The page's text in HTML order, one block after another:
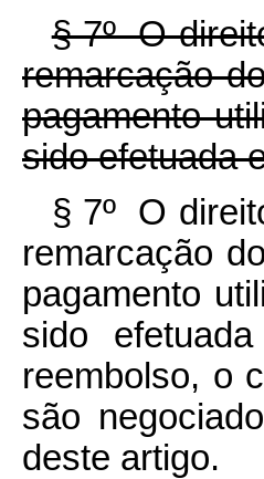
§ 7º O
remarcação
pagamento
sido efetuada
§ 7º O
remarcação
pagamento
sido
reembolso, o
são
deste artigo.